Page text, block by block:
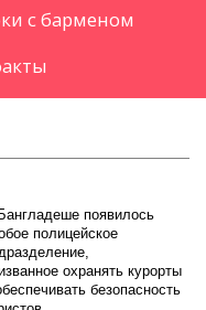
с барменом
появилось
полицейское
охранять курорты
безопасность